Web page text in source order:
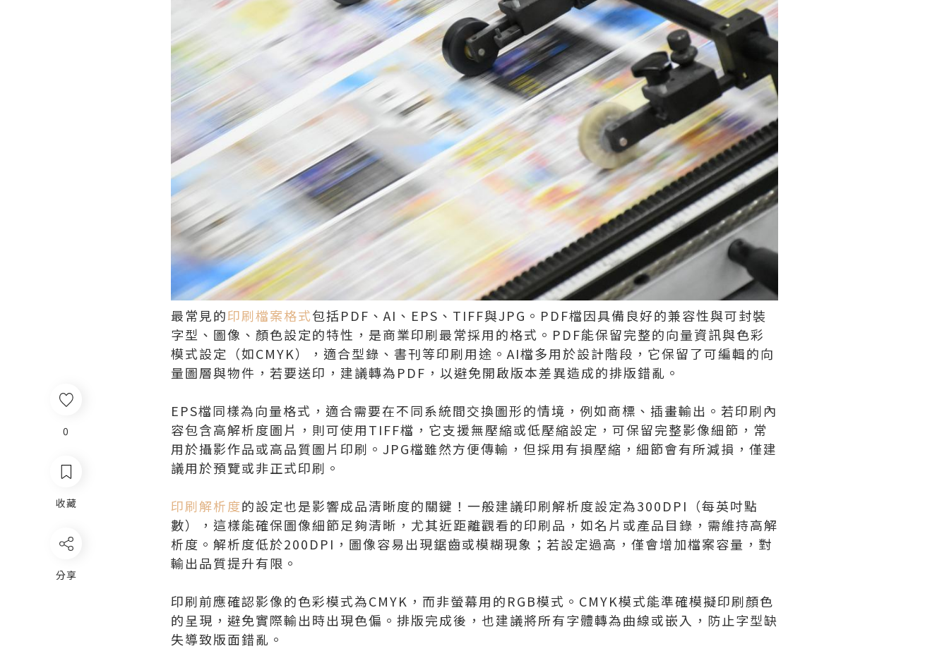
0
收藏
分享
最常見的印刷檔案格式包括PDF、AI、EPS、TIFF與JPG。PDF檔因具備良好的兼容性與可封裝
字型、圖像、顏色設定的特性，是商業印刷最常採用的格式。PDF能保留完整的向量資訊與色彩
模式設定（如CMYK），適合型錄、書刊等印刷用途。AI檔多用於設計階段，它保留了可編輯的向
量圖層與物件，若要送印，建議轉為PDF，以避免開啟版本差異造成的排版錯亂。
EPS檔同樣為向量格式，適合需要在不同系統間交換圖形的情境，例如商標、插畫輸出。若印刷內
容包含高解析度圖片，則可使用TIFF檔，它支援無壓縮或低壓縮設定，可保留完整影像細節，常
用於攝影作品或高品質圖片印刷。JPG檔雖然方便傳輸，但採用有損壓縮，細節會有所減損，僅建
議用於預覽或非正式印刷。
印刷解析度的設定也是影響成品清晰度的關鍵！一般建議印刷解析度設定為300DPI（每英吋點
數），這樣能確保圖像細節足夠清晰，尤其近距離觀看的印刷品，如名片或產品目錄，需維持高解
析度。解析度低於200DPI，圖像容易出現鋸齒或模糊現象；若設定過高，僅會增加檔案容量，對
輸出品質提升有限。
印刷前應確認影像的色彩模式為CMYK，而非螢幕用的RGB模式。CMYK模式能準確模擬印刷顏色
的呈現，避免實際輸出時出現色偏。排版完成後，也建議將所有字體轉為曲線或嵌入，防止字型缺
失導致版面錯亂。